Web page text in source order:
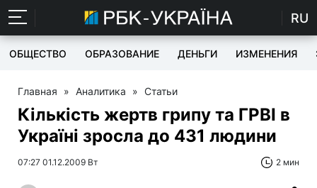
RU
ОБЩЕСТВО ОБРАЗОВАНИЕ ДЕНЬГИ ИЗМЕНЕНИЯ
Главная » Аналитика » Статьи
Кількість жертв грипу та ГРВІ в
Україні зросла до 431 людини
07:27 01.12.2009 Вт 2 мин